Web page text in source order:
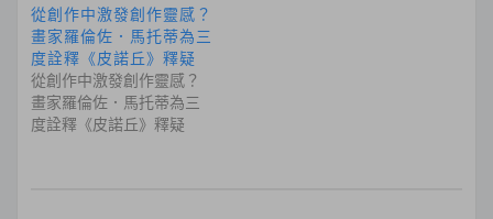
從創作中激發創作靈感？
畫家羅倫佐．馬托蒂為三
度詮釋《皮諾丘》釋疑
從創作中激發創作靈感？
畫家羅倫佐．馬托蒂為三
度詮釋《皮諾丘》釋疑